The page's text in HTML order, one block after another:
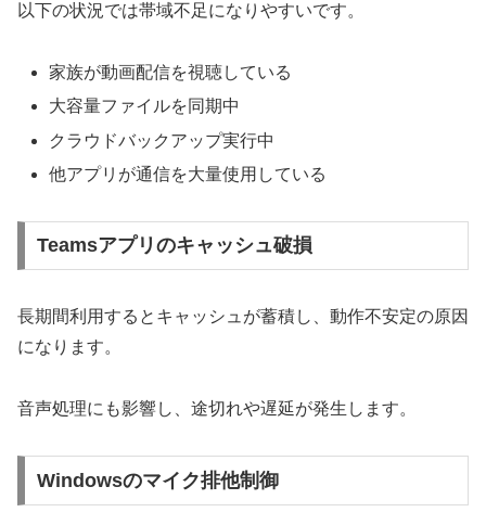
以下の状況では帯域不足になりやすいです。
家族が動画配信を視聴している
大容量ファイルを同期中
クラウドバックアップ実行中
他アプリが通信を大量使用している
Teamsアプリのキャッシュ破損
長期間利用するとキャッシュが蓄積し、動作不安定の原因
になります。
音声処理にも影響し、途切れや遅延が発生します。
Windowsのマイク排他制御